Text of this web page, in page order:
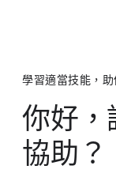
學習​適當​技能，​
你​好，​
協助？